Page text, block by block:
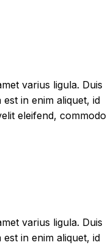
varius ligula. Duis
in enim aliquet, id
eleifend, commodo
varius ligula. Duis
in enim aliquet, id